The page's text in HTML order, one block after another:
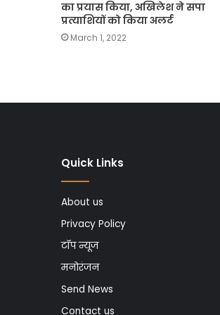
का प्रयास किया, अखिलेश ने सपा
प्रत्याशियों को किया अलर्ट
March 1, 2022
Quick Links
About us
Privacy Policy
टॉप न्यूज
मनोरंजन
Send News
Contact us